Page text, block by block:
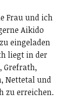
Frau und ich
Aikido
eingeladen
liegt in der
Grefrath,
Nettetal und
zu erreichen.